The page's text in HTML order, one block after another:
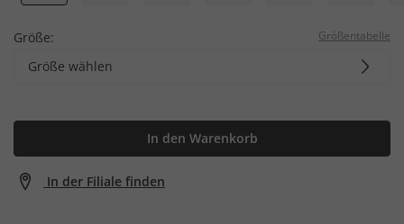
Größe: Größentabelle
Größe wählen
In den Warenkorb
In der Filiale finden